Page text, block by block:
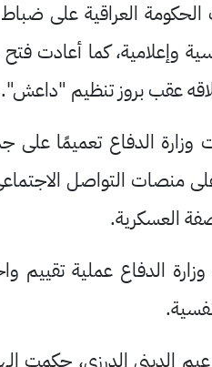
العراقية على
وإعلامية، كما أعادت
عقب بروز تنظيم "داعش".
الدفاع تعميمًا على
منصات التواصل
العسكرية.
الدفاع عملية تقييم
الديني الدرزي، حكمت